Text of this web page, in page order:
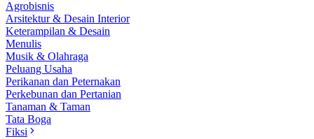
Agrobisnis
Arsitektur & Desain Interior
Keterampilan & Desain
Menulis
Musik & Olahraga
Peluang Usaha
Perikanan dan Peternakan
Perkebunan dan Pertanian
Tanaman & Taman
Tata Boga
Fiksi